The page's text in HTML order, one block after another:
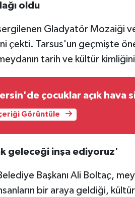
oldu
Gladyatör Mozaiği
çekti. Tarsus'un geçmişte
tarih ve kültür
çocuklar açık hava
Görüntüle
geleceği inşa ediyoruz'
Başkanı Ali Boltaç,
bir araya geldiği,